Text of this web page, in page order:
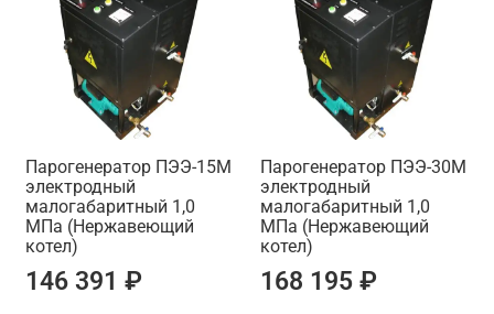
Парогенератор ПЭЭ-15М
электродный
малогабаритный 1,0
МПа (Нержавеющий
котел)
146 391 ₽
Парогенератор ПЭЭ-30М
электродный
малогабаритный 1,0
МПа (Нержавеющий
котел)
168 195 ₽